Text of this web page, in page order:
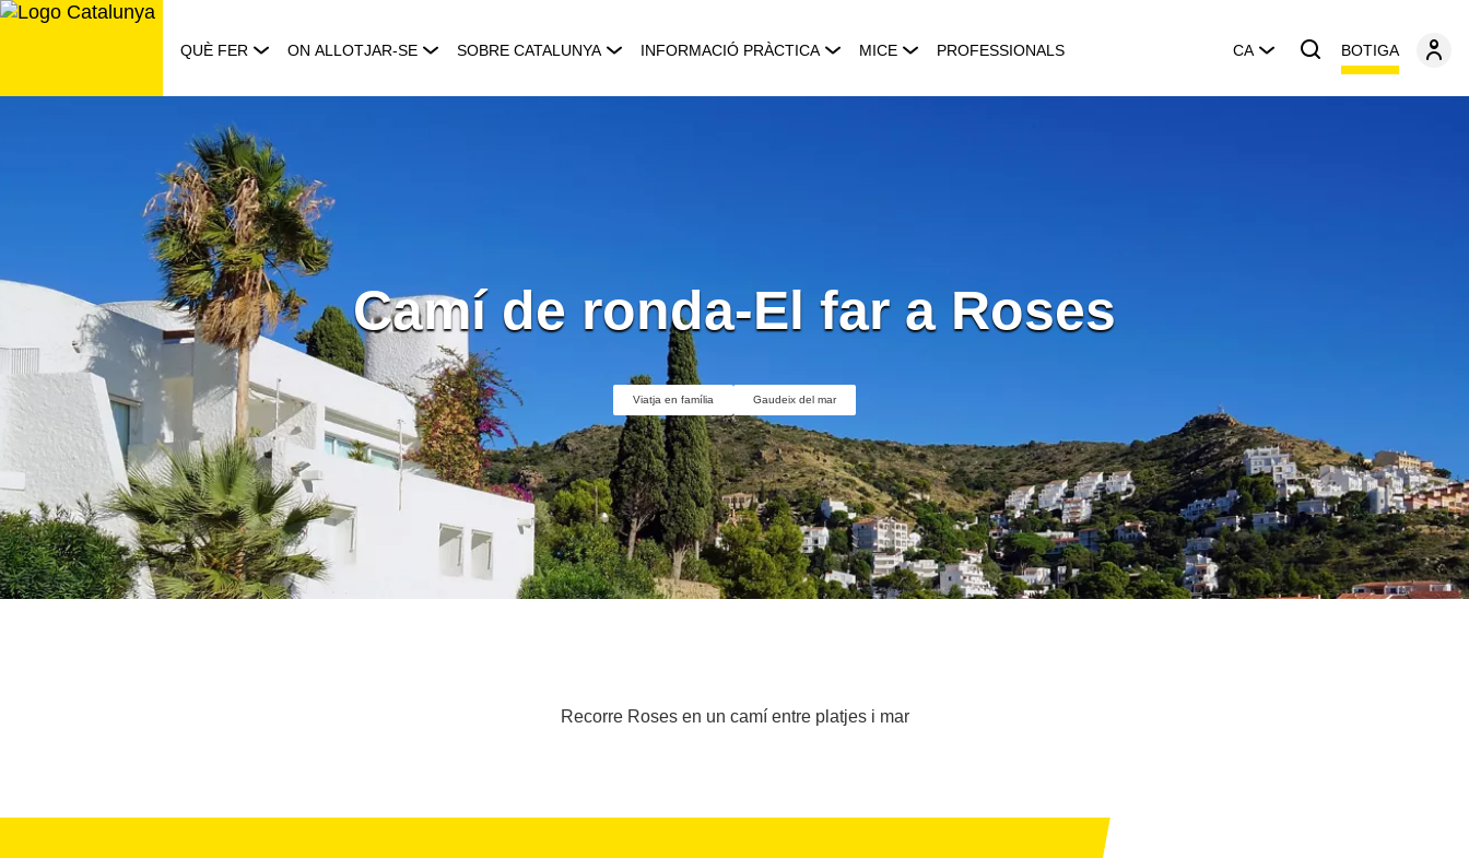
Saltar
QUÈ FER ON ALLOTJAR-SE SOBRE CATALUNYA INFORMACIÓ PRÀCTICA MICE PROFESSIONALS CA BOTIGA
Camí de ronda-El far a Roses
Viatja en família Gaudeix del mar
Recorre Roses en un camí entre platjes i mar